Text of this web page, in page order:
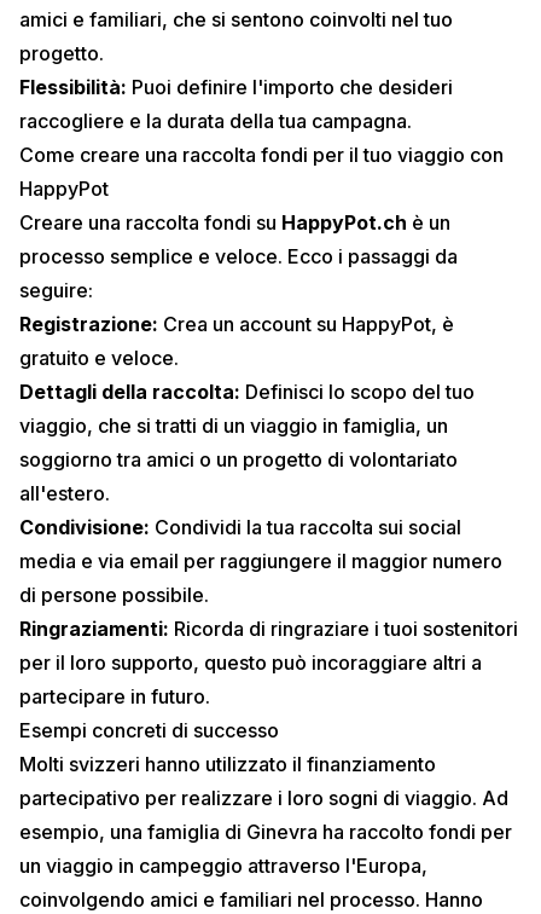
amici e familiari, che si sentono coinvolti nel tuo
progetto.
Flessibilità: Puoi definire l'importo che desideri
raccogliere e la durata della tua campagna.
Come creare una raccolta fondi per il tuo viaggio con
HappyPot
Creare una raccolta fondi su HappyPot.ch è un
processo semplice e veloce. Ecco i passaggi da
seguire:
Registrazione: Crea un account su HappyPot, è
gratuito e veloce.
Dettagli della raccolta: Definisci lo scopo del tuo
viaggio, che si tratti di un viaggio in famiglia, un
soggiorno tra amici o un progetto di volontariato
all'estero.
Condivisione: Condividi la tua raccolta sui social
media e via email per raggiungere il maggior numero
di persone possibile.
Ringraziamenti: Ricorda di ringraziare i tuoi sostenitori
per il loro supporto, questo può incoraggiare altri a
partecipare in futuro.
Esempi concreti di successo
Molti svizzeri hanno utilizzato il finanziamento
partecipativo per realizzare i loro sogni di viaggio. Ad
esempio, una famiglia di Ginevra ha raccolto fondi per
un viaggio in campeggio attraverso l'Europa,
coinvolgendo amici e familiari nel processo. Hanno